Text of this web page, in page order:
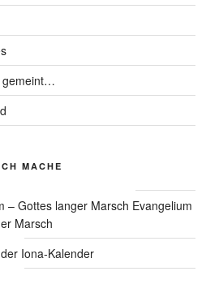
gemeint…
MACHE
Evangelium
Marsch
Iona-Kalender